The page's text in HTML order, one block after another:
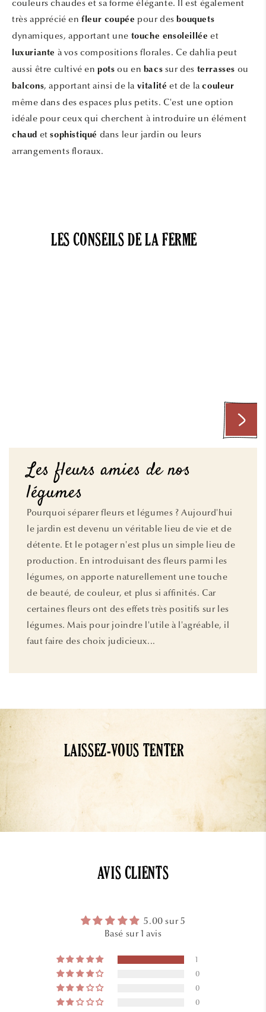
couleurs chaudes et sa forme élégante. Il est également
très apprécié enfleur coupée pour desbouquets
dynamiques, apportant une touche ensoleillée et
luxuriante à vos compositions florales. Ce dahlia peut
aussi être cultivé enpots ou en bacs sur des terrasses ou
balcons, apportant ainsi de la vitalité et de lacouleur
même dans des espaces plus petits. C'est une option
idéale pour ceux qui cherchent à introduire un élément
chaud etsophistiqué dans leur jardin ou leurs
arrangements floraux.
LES CONSEILS DE LA FERME
Les fleurs amies de nos
légumes
Pourquoi séparer fleurs et légumes ? Aujourd'hui
le jardin est devenu un véritable lieu de vie et de
détente. Et le potager n'est plus un simple lieu de
production. En introduisant des fleurs parmi les
légumes, on apporte naturellement une touche
de beauté, de couleur, et plus si affinités. Car
certaines fleurs ont des effets très positifs sur les
légumes. Mais pour joindre l'utile à l'agréable, il
faut faire des choix judicieux...
LAISSEZ-VOUS TENTER
AVIS CLIENTS
5.00 sur 5
Basé sur 1 avis
1
0
0
0